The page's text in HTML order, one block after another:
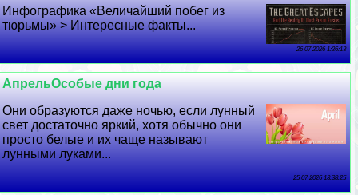
Инфографика «Величайший побег из
тюрьмы» > Интересные факты...
26 07 2026 1:26:13
АпрельОсобые дни года
Они образуются даже ночью, если лунный
свет достаточно яркий, хотя обычно они
просто белые и их чаще называют
лунными луками...
25 07 2026 13:38:25